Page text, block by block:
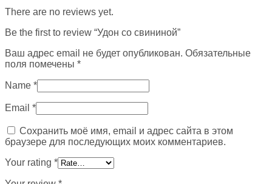
There are no reviews yet.
Be the first to review “Удон со свининой”
Ваш адрес email не будет опубликован. Обязательные
поля помечены *
Name *
Email *
Сохранить моё имя, email и адрес сайта в этом
браузере для последующих моих комментариев.
Your rating *